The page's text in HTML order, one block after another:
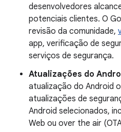
desenvolvedores
potenciais clientes. O
revisão da comunidade,
app, verificação de
serviços de segurança.
Atualizações do
atualização do Android
atualizações de
Android selecionados,
Web ou over the air